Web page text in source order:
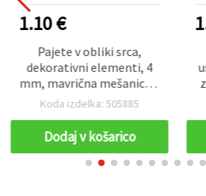
1.10 €
Pajete v obliki srca,
dekorativni elementi, 4
mm, mavrična mešanica –
20 g
Koda izdelka: 505885
Dodaj v košarico